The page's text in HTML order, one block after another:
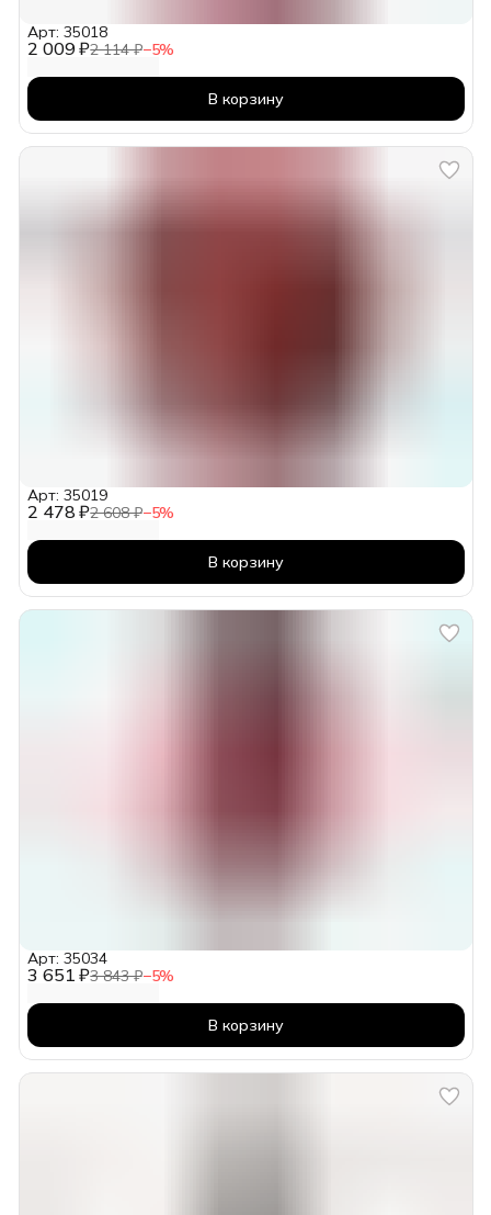
2 009 ₽2 114 ₽−5%
Арт: 35018
В корзину
2 478 ₽2 608 ₽−5%
Арт: 35019
В корзину
3 651 ₽3 843 ₽−5%
Арт: 35034
В корзину